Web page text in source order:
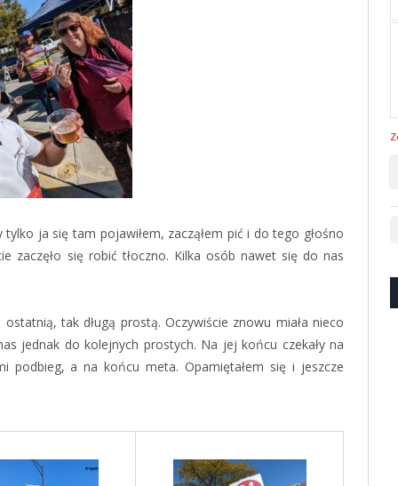
ja się tam pojawiłem, zacząłem pić i do tego głośno
zaczęło się robić tłoczno. Kilka osób nawet się do nas
tak długą prostą. Oczywiście znowu miała nieco
jednak do kolejnych prostych. Na jej końcu czekały na
podbieg, a na końcu meta. Opamiętałem się i jeszcze